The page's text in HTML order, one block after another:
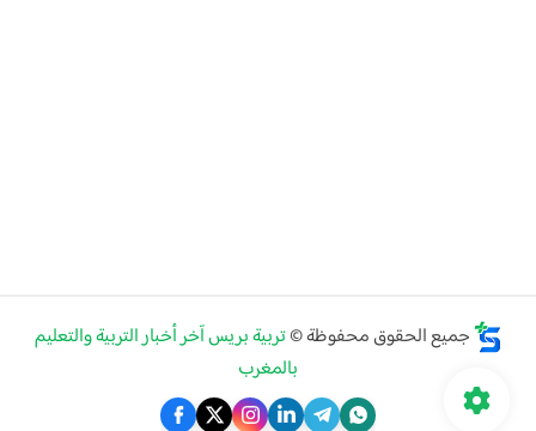
جميع الحقوق محفوظة ©تربية بريس آخر أخبار التربية والتعليم
بالمغرب